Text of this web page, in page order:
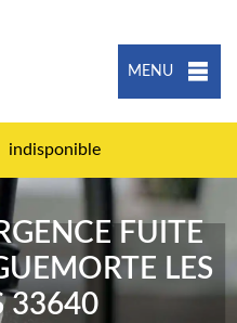
MENU
indisponible
FUITE
LES
33640